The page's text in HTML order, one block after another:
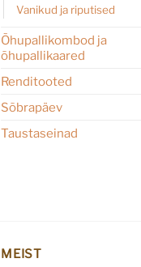
Vanikud ja riputised
Õhupallikombod ja
õhupallikaared
Renditooted
Sõbrapäev
Taustaseinad
MEIST